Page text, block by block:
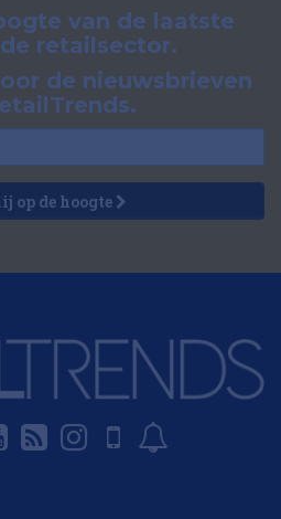
van de laatste
retailsector.
de nieuwsbrieven
op de hoogte